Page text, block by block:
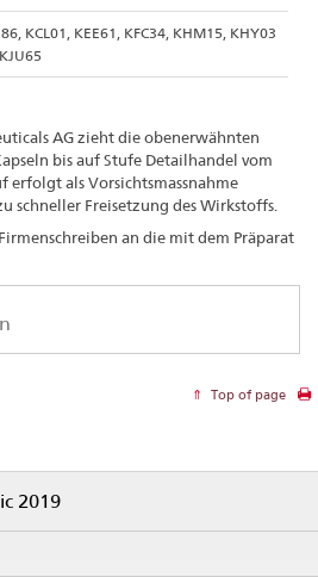
KCL01, KEE61, KFC34, KHM15, KHY03
AG zieht die obenerwähnten
bis auf Stufe Detailhandel vom
erfolgt als Vorsichtsmassnahme
schneller Freisetzung des Wirkstoffs.
an die mit dem Präparat
Top of page
2019